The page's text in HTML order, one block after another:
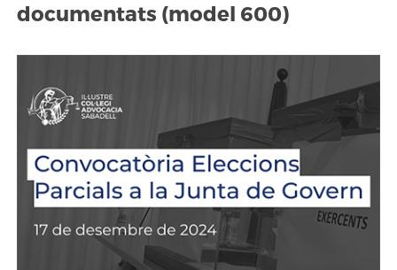
documentats (model 600)